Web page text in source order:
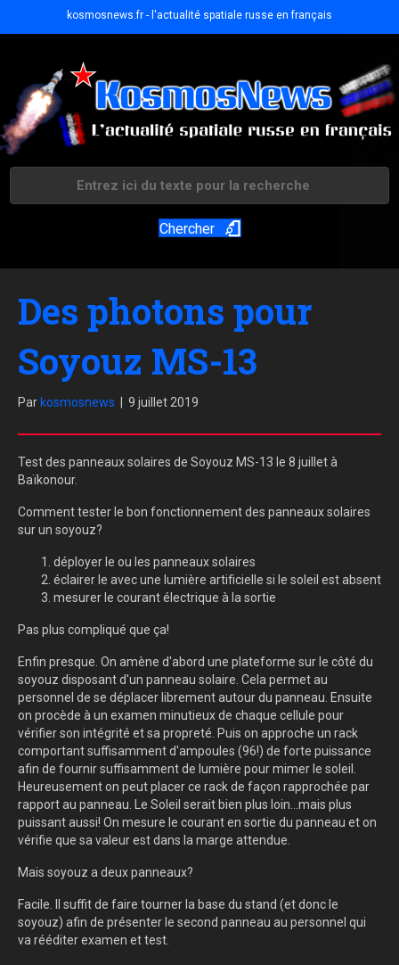
kosmosnews.fr - l'actualité spatiale russe en français
Chercher
Des photons pour
Soyouz MS-13
Par kosmosnews 9 juillet 2019
Test des panneaux solaires de Soyouz MS-13 le 8 juillet à
Baïkonour.
Comment tester le bon fonctionnement des panneaux solaires
sur un soyouz?
déployer le ou les panneaux solaires
éclairer le avec une lumière artificielle si le soleil est absent
mesurer le courant électrique à la sortie
Pas plus compliqué que ça!
Enfin presque. On amène d'abord une plateforme sur le côté du
soyouz disposant d'un panneau solaire. Cela permet au
personnel de se déplacer librement autour du panneau. Ensuite
on procède à un examen minutieux de chaque cellule pour
vérifier son intégrité et sa propreté. Puis on approche un rack
comportant suffisamment d'ampoules (96!) de forte puissance
afin de fournir suffisamment de lumière pour mimer le soleil.
Heureusement on peut placer ce rack de façon rapprochée par
rapport au panneau. Le Soleil serait bien plus loin...mais plus
puissant aussi! On mesure le courant en sortie du panneau et on
vérifie que sa valeur est dans la marge attendue.
Mais soyouz a deux panneaux?
Facile. Il suffit de faire tourner la base du stand (et donc le
soyouz) afin de présenter le second panneau au personnel qui
va rééditer examen et test.